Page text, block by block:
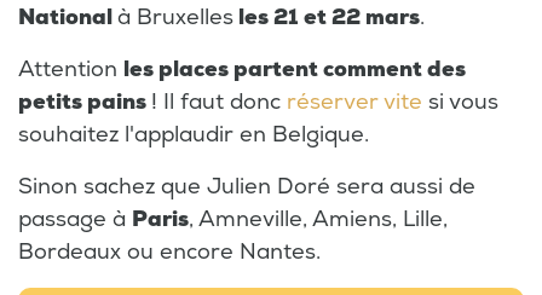
Nationalà Bruxelles les 21 et 22 mars.
Attention les places partent comment des
petits pains ! Il faut donc réserver vite si vous
souhaitez l'applaudir en Belgique.
Sinon sachez que Julien Doré sera aussi de
passage à Paris, Amneville, Amiens, Lille,
Bordeaux ou encore Nantes.